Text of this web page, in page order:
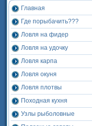
Главная
Где порыбачить???
Ловля на фидер
Ловля на удочку
Ловля карпа
Ловля окуня
Ловля плотвы
Походная кухня
Узлы рыболовные